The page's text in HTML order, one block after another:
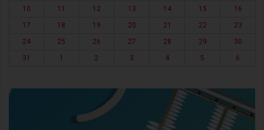
10
11 12 13 14 15
16
17
18 19 20 21 22
23
24
25 26 27 28 29
30
31
1 2 3 4 5 6